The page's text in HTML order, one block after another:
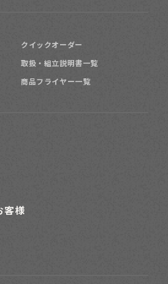
クイックオーダー
取扱・組立説明書一覧
商品フライヤー一覧
客様